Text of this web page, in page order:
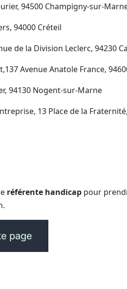
94500 Champigny-sur-
94000 Créteil
de la Division Leclerc, 94230
Avenue Anatole France,
94130 Nogent-sur-Marne
13 Place de la
référente handicap pour
page